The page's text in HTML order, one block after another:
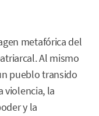
metafórica del
Al mismo
pueblo transido
violencia, la
y la